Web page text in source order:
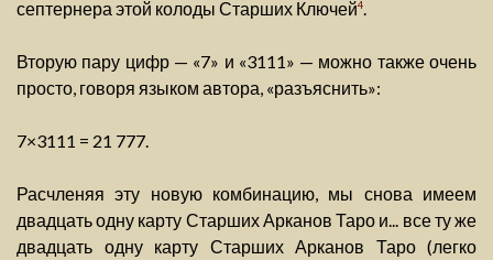
септернера этой колоды Старших Ключей4
Вторую пару цифр — «7» и «3111» — можно также очень
просто, говоря языком автора, «разъяснить»:
7×3111 = 21 777.
Расчленяя эту новую комбинацию, мы снова имеем
двадцать одну карту Старших Арканов Таро и... все ту же
двадцать одну карту Старших Арканов Таро (легко